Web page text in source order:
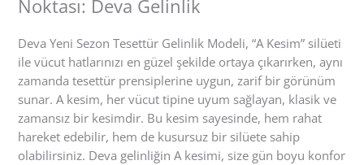
Noktası: Deva Gelinlik
Deva Yeni Sezon Tesettür Gelinlik Modeli, “A Kesim” silüeti
ile vücut hatlarınızı en güzel şekilde ortaya çıkarırken, aynı
zamanda tesettür prensiplerine uygun, zarif bir görünüm
sunar. A kesim, her vücut tipine uyum sağlayan, klasik ve
zamansız bir kesimdir. Bu kesim sayesinde, hem rahat
hareket edebilir, hem de kusursuz bir silüete sahip
olabilirsiniz. Deva gelinliğin A kesimi, size gün boyu konfor